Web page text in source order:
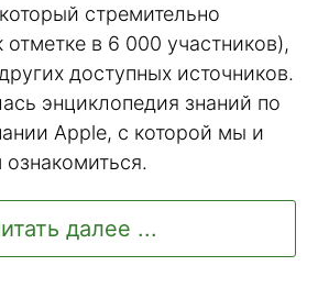
стремительно
в 6 000 участников),
доступных источников.
энциклопедия знаний по
Apple, с которой мы и
далее ...